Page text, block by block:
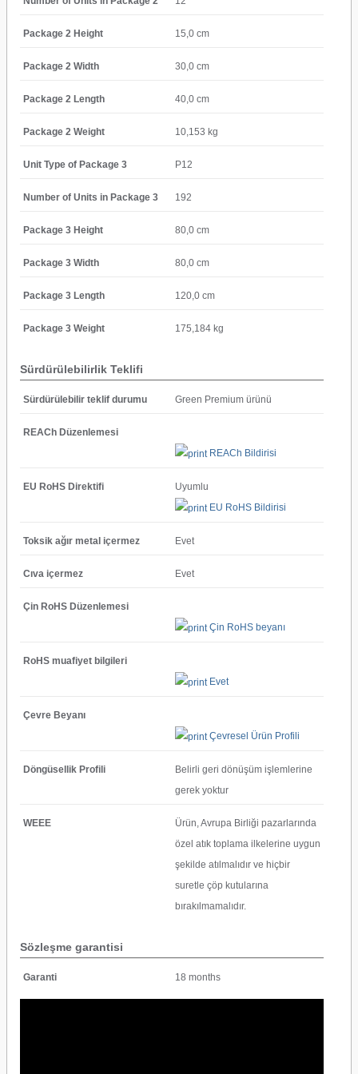
Package 2 Height 15,0 cm
Package 2 Width 30,0 cm
Package 2 Length 40,0 cm
Package 2 Weight 10,153 kg
Unit Type of Package 3 P12
Number of Units in Package 3 192
Package 3 Height 80,0 cm
Package 3 Width 80,0 cm
Package 3 Length 120,0 cm
Package 3 Weight 175,184 kg
Sürdürülebilirlik Teklifi
Sürdürülebilir teklif durumu Green Premium ürünü
REACh Düzenlemesi
REACh Bildirisi
EU RoHS Direktifi
Uyumlu
EU RoHS Bildirisi
Toksik ağır metal içermez Evet
Cıva içermez Evet
Çin RoHS Düzenlemesi
Çin RoHS beyanı
RoHS muafiyet bilgileri
Evet
Çevre Beyanı
Çevresel Ürün Profili
Döngüsellik Profili
Belirli geri dönüşüm işlemlerine
gerek yoktur
WEEE
Ürün, Avrupa Birliği pazarlarında
özel atık toplama ilkelerine uygun
şekilde atılmalıdır ve hiçbir
suretle çöp kutularına
bırakılmamalıdır.
Sözleşme garantisi
Garanti 18 months